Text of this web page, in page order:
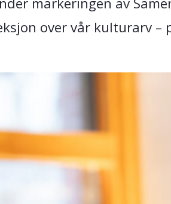
over vår kulturarv –